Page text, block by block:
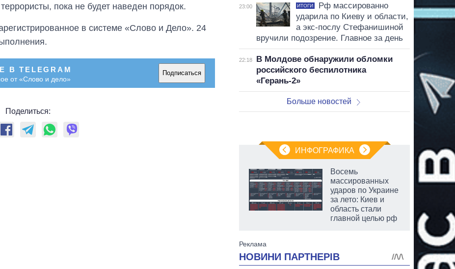
пока не будет наведен порядок.
в системе «Слово и Дело». 24
В TELEGRAM
от «Слово и дело»
Подписаться
Поделиться:
23:00 ИТОГИ
Рф массированно
ударила по Киеву и области,
а экс-послу Стефанишиной
вручили подозрение. Главное за день
22:18
В Молдове обнаружили обломки
российского беспилотника
«Герань-2»
Больше новостей
ИНФОГРАФИКА
Восемь
массированных
ударов по Украине
за лето: Киев и
область стали
главной целью рф